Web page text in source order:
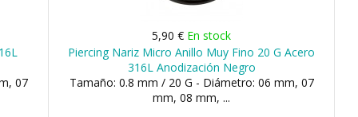
07
5,90 € En stock
Piercing Nariz Micro Anillo Muy Fino 20 G Acero
316L Anodización Negro
Tamaño: 0.8 mm / 20 G - Diámetro: 06 mm, 07
mm, 08 mm, ...